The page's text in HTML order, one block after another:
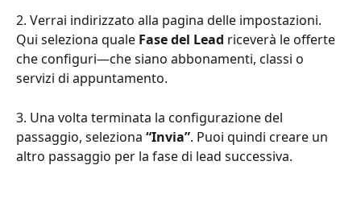
2. Verrai indirizzato alla pagina delle impostazioni.
Qui seleziona quale Fase del Lead riceverà le offerte
che configuri—che siano abbonamenti, classi o
servizi di appuntamento.
3. Una volta terminata la configurazione del
passaggio, seleziona “Invia”. Puoi quindi creare un
altro passaggio per la fase di lead successiva.